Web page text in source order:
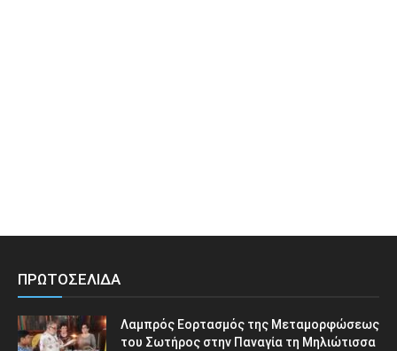
ΠΡΩΤΟΣΕΛΙΔΑ
Λαμπρός Εορτασμός της Μεταμορφώσεως
του Σωτήρος στην Παναγία τη Μηλιώτισσα